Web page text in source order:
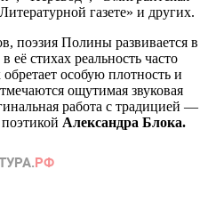
газете» и других.
поэзия Полины развивается в
её стихах реальность часто
особую плотность и
ощутимая звуковая
работа с традицией —
Александра Блока.